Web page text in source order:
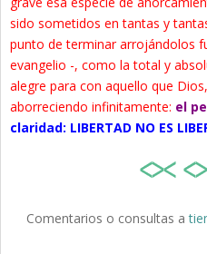
sido sometidos en tantas y
punto de terminar arrojándolos
evangelio -, como la total y
alegre para con aquello que
aborreciendo infinitamente: el
claridad: LIBERTAD NO ES
Comentarios o consultas a